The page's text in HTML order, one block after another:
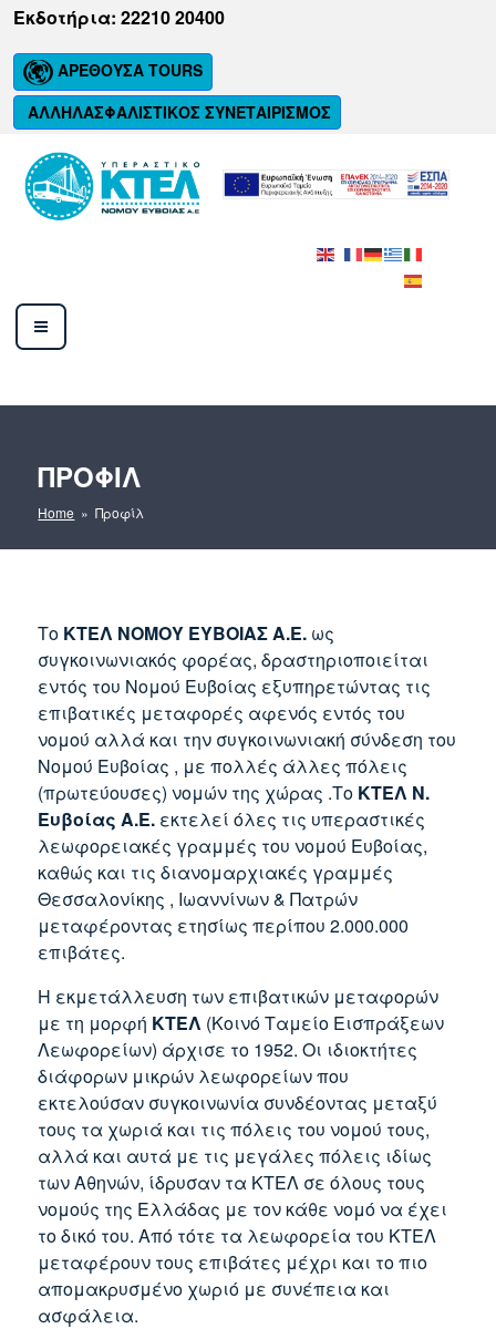
Μετάβαση
περιεχόμενο
Εκδοτήρια: 22210 20400
ΑΡΕΘΟΥΣΑ TOURS
ΑΛΛΗΛΑΣΦΑΛΙΣΤΙΚΟΣ ΣΥΝΕΤΑΙΡΙΣΜΟΣ
ΚΤΕΛ ΝΟΜΟΥ ΕΥΒΟΙΑΣ Α.Ε.
ΠΡΟΦΊΛ
Home » Προφίλ
Το ΚΤΕΛ ΝΟΜΟΥ ΕΥΒΟΙΑΣ Α.Ε. ως
συγκοινωνιακός φορέας, δραστηριοποιείται
εντός του Νομού Ευβοίας εξυπηρετώντας τις
επιβατικές μεταφορές αφενός εντός του
νομού αλλά και την συγκοινωνιακή σύνδεση του
Νομού Ευβοίας , με πολλές άλλες πόλεις
(πρωτεύουσες) νομών της χώρας .Το ΚΤΕΛ Ν.
Ευβοίας Α.Ε. εκτελεί όλες τις υπεραστικές
λεωφορειακές γραμμές του νομού Ευβοίας,
καθώς και τις διανομαρχιακές γραμμές
Θεσσαλονίκης , Ιωαννίνων & Πατρών
μεταφέροντας ετησίως περίπου 2.000.000
επιβάτες.
Η εκμετάλλευση των επιβατικών μεταφορών
με τη μορφή ΚΤΕΛ (Κοινό Ταμείο Εισπράξεων
Λεωφορείων) άρχισε το 1952. Οι ιδιοκτήτες
διάφορων μικρών λεωφορείων που
εκτελούσαν συγκοινωνία συνδέοντας μεταξύ
τους τα χωριά και τις πόλεις του νομού τους,
αλλά και αυτά με τις μεγάλες πόλεις ιδίως
των Αθηνών, ίδρυσαν τα ΚΤΕΛ σε όλους τους
νομούς της Ελλάδας με τον κάθε νομό να έχει
το δικό του. Από τότε τα λεωφορεία του ΚΤΕΛ
μεταφέρουν τους επιβάτες μέχρι και το πιο
απομακρυσμένο χωριό με συνέπεια και
ασφάλεια.